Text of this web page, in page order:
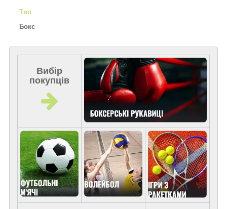
Тип
Бокс
Вибір
покупців